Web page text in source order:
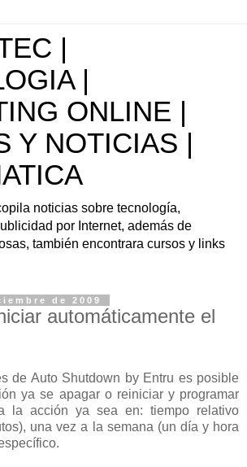
|
|
ONLINE |
Y NOTICIAS |
noticias sobre tecnología,
por Internet, además de
también encontrara cursos y links
de 2009
automáticamente el
de Auto Shutdown by Entru es posible
ya se apagar o reiniciar y programar
la acción ya sea en: tiempo relativo
una vez a la semana (un día y hora